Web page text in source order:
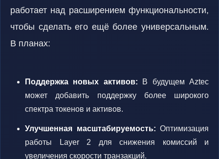
работает над расширением функциональности,
чтобы сделать его ещё более универсальным.
В планах:
Поддержка новых активов: В будущем Aztec
может добавить поддержку более широкого
спектра токенов и активов.
Улучшенная масштабируемость: Оптимизация
работы Layer 2 для снижения комиссий и
увеличения скорости транзакций.